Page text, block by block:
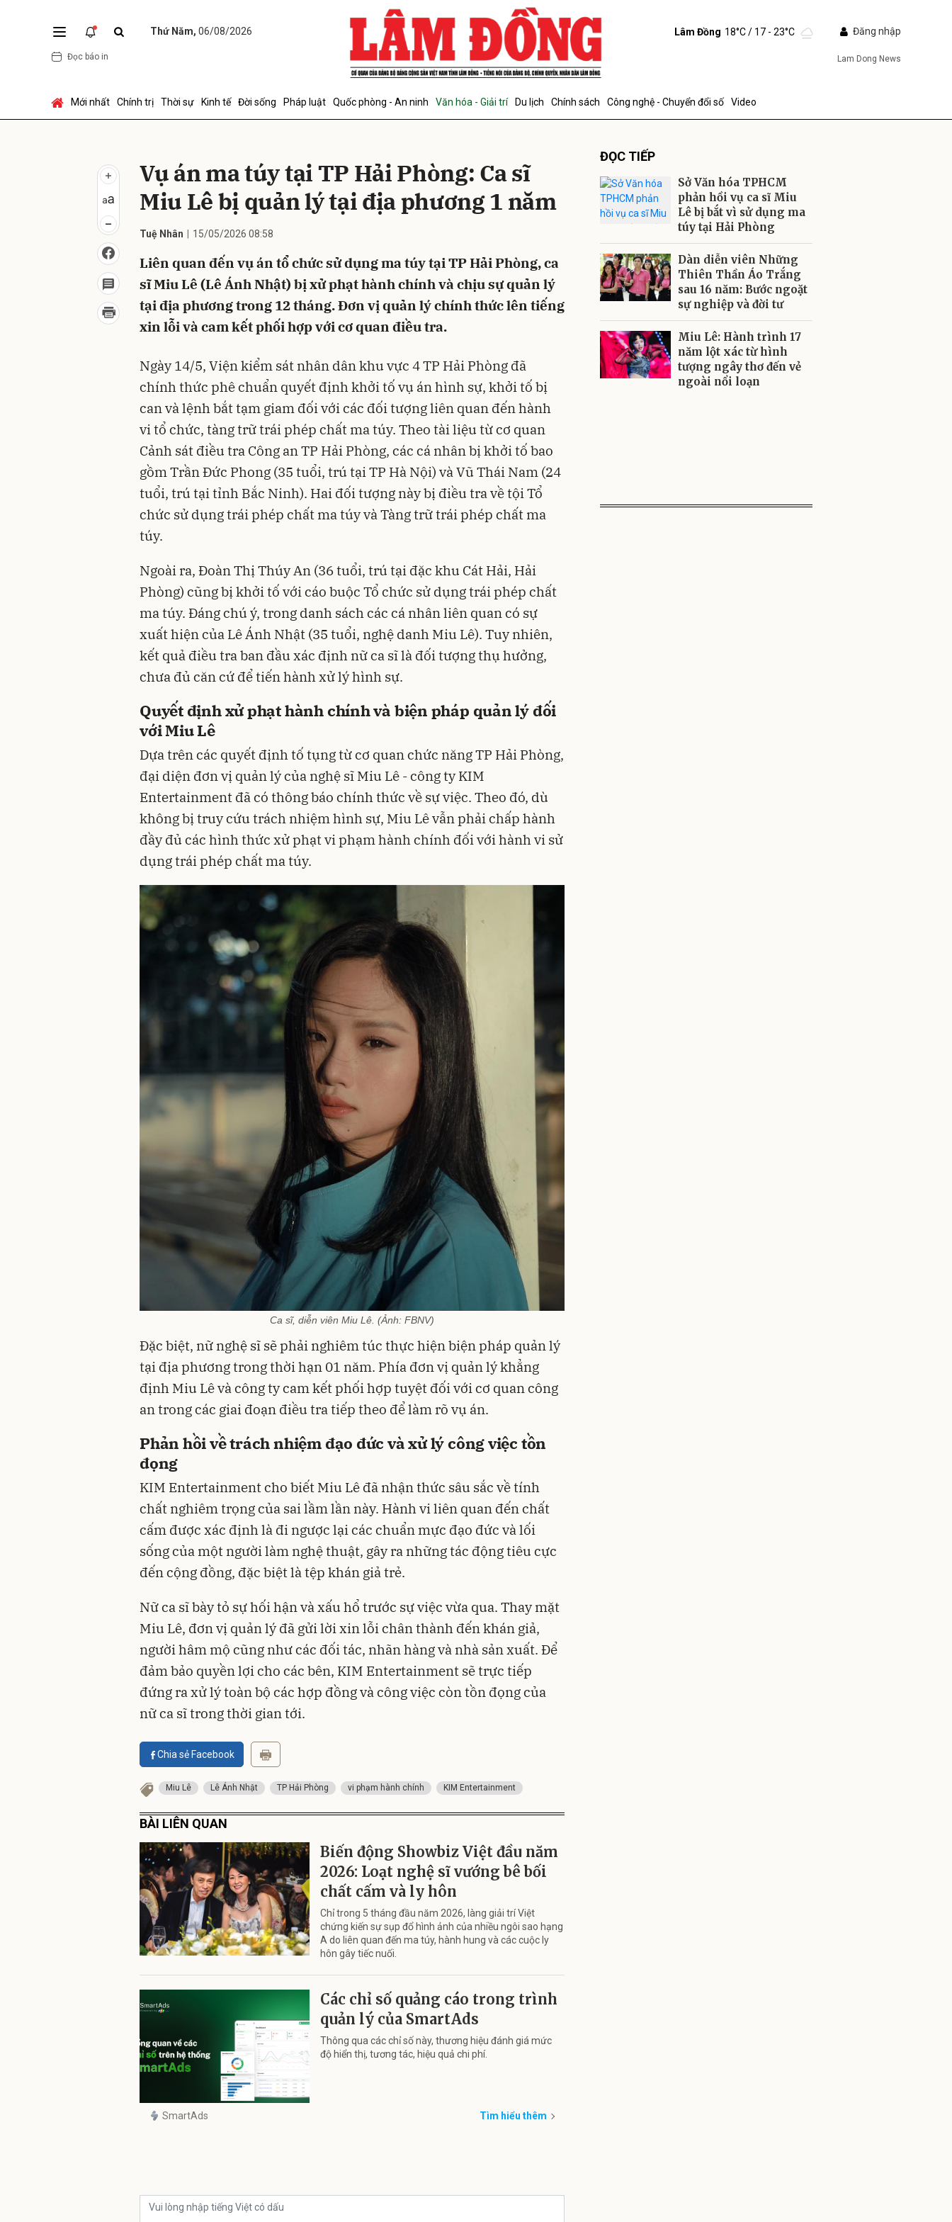
Thứ Năm, 06/08/2026
Đọc báo in
Lâm Đồng 18°C/ 17 - 23°C Đăng nhập
Lam Dong News
Mới nhất Chính trị Thời sự Kinh tế Đời sống Pháp luật Quốc phòng - An ninh Văn hóa - Giải trí Du lịch Chính sách Công nghệ - Chuyển đổi số Video
Vụ án ma túy tại TP Hải Phòng: Ca sĩ
Miu Lê bị quản lý tại địa phương 1 năm
Tuệ Nhân 15/05/2026 08:58
Liên quan đến vụ án tổ chức sử dụng ma túy tại TP Hải Phòng, ca
sĩ Miu Lê (Lê Ánh Nhật) bị xử phạt hành chính và chịu sự quản lý
tại địa phương trong 12 tháng. Đơn vị quản lý chính thức lên tiếng
xin lỗi và cam kết phối hợp với cơ quan điều tra.
Ngày 14/5, Viện kiểm sát nhân dân khu vực 4 TP Hải Phòng đã
chính thức phê chuẩn quyết định khởi tố vụ án hình sự, khởi tố bị
can và lệnh bắt tạm giam đối với các đối tượng liên quan đến hành
vi tổ chức, tàng trữ trái phép chất ma túy. Theo tài liệu từ cơ quan
Cảnh sát điều tra Công an TP Hải Phòng, các cá nhân bị khởi tố bao
gồm Trần Đức Phong (35 tuổi, trú tại TP Hà Nội) và Vũ Thái Nam (24
tuổi, trú tại tỉnh Bắc Ninh). Hai đối tượng này bị điều tra về tội Tổ
chức sử dụng trái phép chất ma túy và Tàng trữ trái phép chất ma
túy.
Ngoài ra, Đoàn Thị Thúy An (36 tuổi, trú tại đặc khu Cát Hải, Hải
Phòng) cũng bị khởi tố với cáo buộc Tổ chức sử dụng trái phép chất
ma túy. Đáng chú ý, trong danh sách các cá nhân liên quan có sự
xuất hiện của Lê Ánh Nhật (35 tuổi, nghệ danh Miu Lê). Tuy nhiên,
kết quả điều tra ban đầu xác định nữ ca sĩ là đối tượng thụ hưởng,
chưa đủ căn cứ để tiến hành xử lý hình sự.
Quyết định xử phạt hành chính và biện pháp quản lý đối
với Miu Lê
Dựa trên các quyết định tố tụng từ cơ quan chức năng TP Hải Phòng,
đại diện đơn vị quản lý của nghệ sĩ Miu Lê - công ty KIM
Entertainment đã có thông báo chính thức về sự việc. Theo đó, dù
không bị truy cứu trách nhiệm hình sự, Miu Lê vẫn phải chấp hành
đầy đủ các hình thức xử phạt vi phạm hành chính đối với hành vi sử
dụng trái phép chất ma túy.
Ca sĩ, diễn viên Miu Lê. (Ảnh: FBNV)
Đặc biệt, nữ nghệ sĩ sẽ phải nghiêm túc thực hiện biện pháp quản lý
tại địa phương trong thời hạn 01 năm. Phía đơn vị quản lý khẳng
định Miu Lê và công ty cam kết phối hợp tuyệt đối với cơ quan công
an trong các giai đoạn điều tra tiếp theo để làm rõ vụ án.
Phản hồi về trách nhiệm đạo đức và xử lý công việc tồn
đọng
KIM Entertainment cho biết Miu Lê đã nhận thức sâu sắc về tính
chất nghiêm trọng của sai lầm lần này. Hành vi liên quan đến chất
cấm được xác định là đi ngược lại các chuẩn mực đạo đức và lối
sống của một người làm nghệ thuật, gây ra những tác động tiêu cực
đến cộng đồng, đặc biệt là tệp khán giả trẻ.
Nữ ca sĩ bày tỏ sự hối hận và xấu hổ trước sự việc vừa qua. Thay mặt
Miu Lê, đơn vị quản lý đã gửi lời xin lỗi chân thành đến khán giả,
người hâm mộ cũng như các đối tác, nhãn hàng và nhà sản xuất. Để
đảm bảo quyền lợi cho các bên, KIM Entertainment sẽ trực tiếp
đứng ra xử lý toàn bộ các hợp đồng và công việc còn tồn đọng của
nữ ca sĩ trong thời gian tới.
Chia sẻ Facebook
Miu Lê Lê Ánh Nhật TP Hải Phòng vi phạm hành chính KIM Entertainment
BÀI LIÊN QUAN
Biến động Showbiz Việt đầu năm
2026: Loạt nghệ sĩ vướng bê bối
chất cấm và ly hôn
Chỉ trong 5 tháng đầu năm 2026, làng giải trí Việt
chứng kiến sự sụp đổ hình ảnh của nhiều ngôi sao hạng
A do liên quan đến ma túy, hành hung và các cuộc ly
hôn gây tiếc nuối.
Các chỉ số quảng cáo trong trình
quản lý của SmartAds
Thông qua các chỉ số này, thương hiệu đánh giá mức
độ hiển thị, tương tác, hiệu quả chi phí.
SmartAds Tìm hiểu thêm
ĐỌC TIẾP
Sở Văn hóa TPHCM
phản hồi vụ ca sĩ Miu
Lê bị bắt vì sử dụng ma
túy tại Hải Phòng
Dàn diễn viên Những
Thiên Thần Áo Trắng
sau 16 năm: Bước ngoặt
sự nghiệp và đời tư
Miu Lê: Hành trình 17
năm lột xác từ hình
tượng ngây thơ đến vẻ
ngoài nổi loạn
Gửi bình luận